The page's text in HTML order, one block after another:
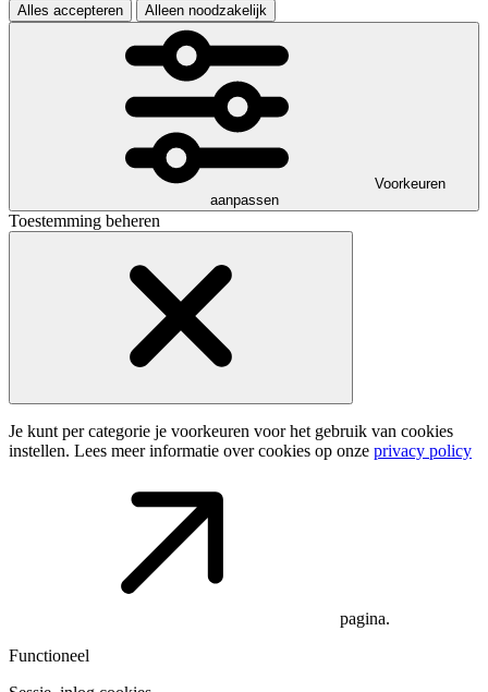
Alles accepteren Alleen noodzakelijk
Voorkeuren
aanpassen
Toestemming beheren
Je kunt per categorie je voorkeuren voor het gebruik van cookies
instellen. Lees meer informatie over cookies op onze privacy policy
pagina.
Functioneel